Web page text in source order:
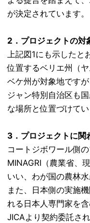
が決定されています。
2．プロジェクトの対
上記図1にも示したと
位置するベリエ州（
ベケ州が対象地です
ジャン特別自治区も
な場所と位置づけてい
3．プロジェクトに関
コートジボワール側
MINAGRI（農業省、
いい、わが国の農林
また、日本側の実施
れる日本人専門家を
JICAより契約委託さ